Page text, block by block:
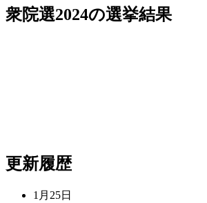
衆院選2024の選挙結果
更新履歴
1月25日